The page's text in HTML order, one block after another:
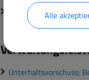
Team 211 -
Unterhaltsvorschuss;
Alle